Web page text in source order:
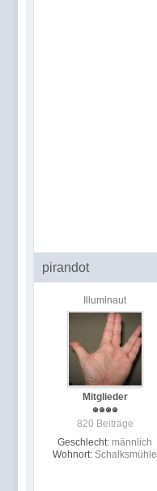
pirandot
Illuminaut
Mitglieder
820 Beiträge
Geschlecht: männlich
Wohnort: Schalksmühle